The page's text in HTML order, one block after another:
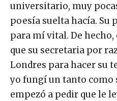
universitario, muy
poesía suelta hacía. Su
para mí vital. De
que su secretaria por
Londres para hacer su
yo fungí un tanto como
empezó a pedir que le